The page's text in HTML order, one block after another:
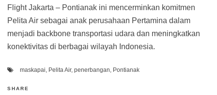
Flight Jakarta – Pontianak ini mencerminkan komitmen
Pelita Air sebagai anak perusahaan Pertamina dalam
menjadi backbone transportasi udara dan meningkatkan
konektivitas di berbagai wilayah Indonesia.
maskapai, Pelita Air, penerbangan, Pontianak
SHARE